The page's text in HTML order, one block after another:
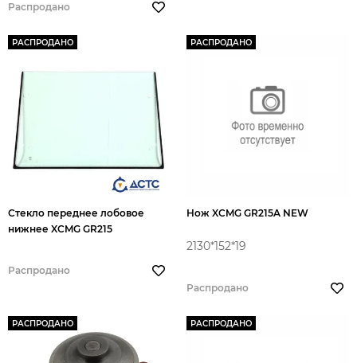
Распродано
РАСПРОДАНО
Стекло переднее лобовое
нижнее XCMG GR215
Распродано
РАСПРОДАНО
Нож XCMG GR215A NEW
2130*152*19
Распродано
РАСПРОДАНО РАСПРОДАНО